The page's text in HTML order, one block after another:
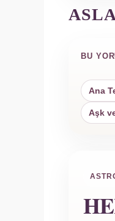
BU
Ana
Aşk